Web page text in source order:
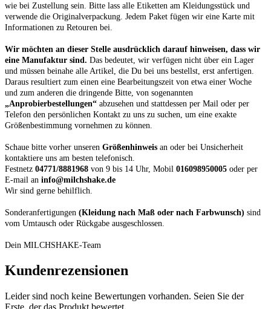
wie bei Zustellung sein. Bitte lass alle Etiketten am Kleidungsstück und
verwende die Originalverpackung. Jedem Paket fügen wir eine Karte mit
Informationen zu Retouren bei.
Wir möchten an dieser Stelle ausdrücklich darauf hinweisen, dass wir
eine Manufaktur sind. Das bedeutet, wir verfügen nicht über ein Lager
und müssen beinahe alle Artikel, die Du bei uns bestellst, erst anfertigen.
Daraus resultiert zum einen eine Bearbeitungszeit von etwa einer Woche
und zum anderen die dringende Bitte, von sogenannten
„Anprobierbestellungen“ abzusehen und stattdessen per Mail oder per
Telefon den persönlichen Kontakt zu uns zu suchen, um eine exakte
Größenbestimmung vornehmen zu können.
Schaue bitte vorher unseren Größenhinweis an oder bei Unsicherheit
kontaktiere uns am besten telefonisch.
Festnetz 04771/8881968 von 9 bis 14 Uhr, Mobil 016098950005 oder per
E-mail an info@milchshake.de
Wir sind gerne behilflich.
Sonderanfertigungen (Kleidung nach Maß oder nach Farbwunsch) sind
vom Umtausch oder Rückgabe ausgeschlossen.
Dein MILCHSHAKE-Team
Kundenrezensionen
Leider sind noch keine Bewertungen vorhanden. Seien Sie der
Erste, der das Produkt bewertet.